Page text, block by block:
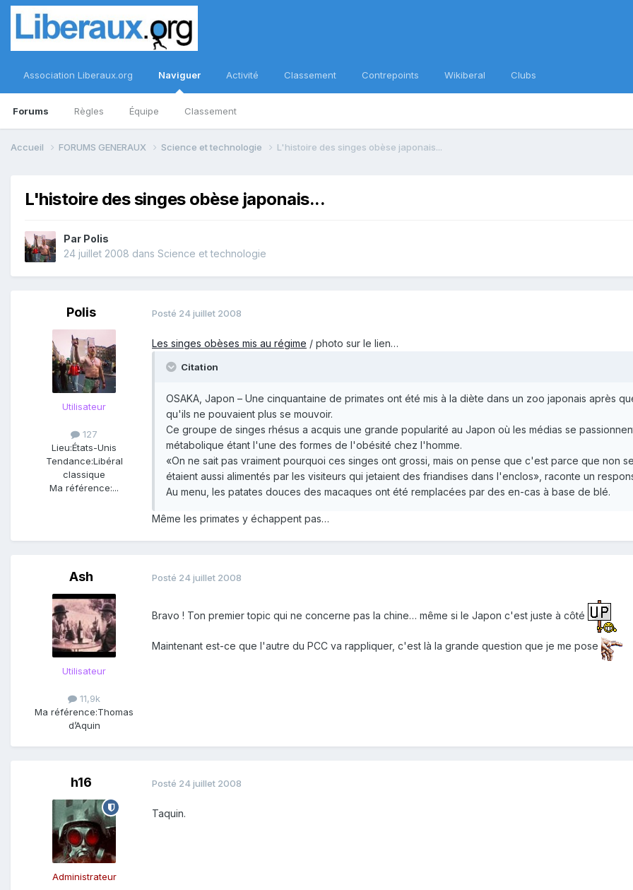
Association Liberaux.org Naviguer
Forums Règles Équipe Classement
Activité Classement Contrepoints Wikiberal Clubs
Accueil FORUMS GENERAUX Science et technologie L'histoire des singes obèse japonais...
L'histoire des singes obèse japonais...
Par Polis
24 juillet 2008 dans Science et technologie
Polis
Utilisateur
127
Lieu:États-Unis
Tendance:Libéral
classique
Ma référence:...
Posté 24 juillet 2008
Les singes obèses mis au régime / photo sur le lien…
Citation
OSAKA, Japon – Une cinquantaine de primates ont été mis à la diète dans un zoo japonais après
qu'ils ne pouvaient plus se mouvoir.
Ce groupe de singes rhésus a acquis une grande popularité au Japon où les médias se
métabolique étant l'une des formes de l'obésité chez l'homme.
«On ne sait pas vraiment pourquoi ces singes ont grossi, mais on pense que c'est parce que non
étaient aussi alimentés par les visiteurs qui jetaient des friandises dans l'enclos», raconte un
Au menu, les patates douces des macaques ont été remplacées par des en-cas à base de blé.
Même les primates y échappent pas…
Ash
Utilisateur
11,9k
Ma référence:Thomas
d’Aquin
Posté 24 juillet 2008
Bravo ! Ton premier topic qui ne concerne pas la chine… même si le Japon c'est juste à côté
Maintenant est-ce que l'autre du PCC va rappliquer, c'est là la grande question que je me pose
h16
Administrateur
Posté 24 juillet 2008
Taquin.